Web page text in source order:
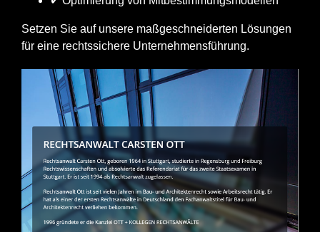
Setzen Sie auf unsere maßgeschneiderten Lösungen
für eine rechtssichere Unternehmensführung.